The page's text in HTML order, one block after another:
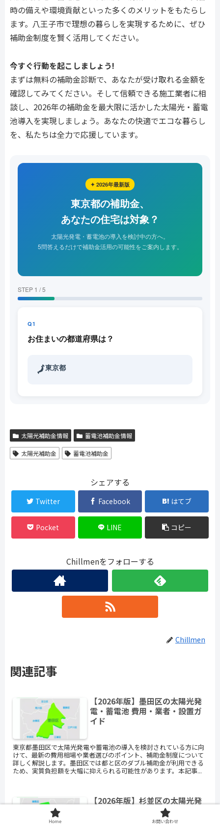
時の備えや環境貢献といった多くのメリットをもたらし
ます。八王子市で理想の暮らしを実現するために、ぜひ
補助金制度を賢く活用してください。
今すぐ行動を起こしましょう!
まずは無料の補助金診断で、あなたが受け取れる金額を
確認してみてください。そして信頼できる施工業者に相
談し、2026年の補助金を最大限に活かした太陽光・蓄電
池導入を実現しましょう。あなたの快適でエコな暮らし
を、私たちは全力で応援しています。
✦ 2026年最新版
東京都の補助金、
あなたの住宅は対象？
太陽光発電・蓄電池の導入を検討中の方へ。
5問答えるだけで補助金活用の可能性をご案内します。
STEP 1 / 5
Q1
お住まいの都道府県は？
🗾東京都
太陽光補助金情報 蓄電池補助金情報
太陽光補助金 蓄電池補助金
シェアする
Twitter Facebook はてブ
Pocket LINE コピー
Chillmenをフォローする
Chillmen
関連記事
【2026年版】墨田区の太陽光発
電・蓄電池 費用・業者・設置ガ
イド
東京都墨田区で太陽光発電や蓄電池の導入を検討されている方に向
けて、最新の費用相場や業者選びのポイント、補助金制度について
詳しく解説します。墨田区では都と区のダブル補助金が利用できる
ため、実質負担額を大幅に抑えられる可能性があります。本記事...
【2026年版】杉並区の太陽光発
電・蓄電池 費用・業者・設置ガ
Home お問い合わせ